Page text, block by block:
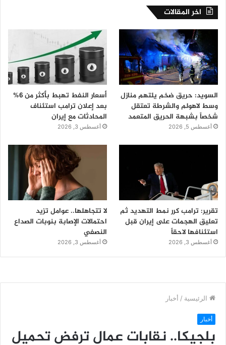
اخر المقالات
السويد: حريق ضخم يلتهم منازل
وسط لاهولم والشرطة تعتقل
شخصاً بشبهة الحريق المتعمد
أغسطس 5, 2026
أسعار النفط تهبط بأكثر من 6%
بعد إعلان ترامب استئناف
المحادثات مع إيران
أغسطس 3, 2026
تقرير: ترامب كرر نمط التهديد ثم
تعليق الهجمات على إيران قبل
استئنافها لاحقاً
أغسطس 3, 2026
لا تتجاهلها.. عوامل تزيد
احتمالات الإصابة بنوبات الصداع
النصفي
أغسطس 3, 2026